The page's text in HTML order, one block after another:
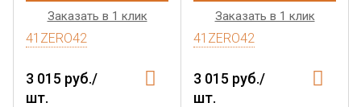
Заказать в 1 клик
41ZERO42
3 015 руб./
шт.
Заказать в 1 клик
41ZERO42
3 015 руб./
шт.